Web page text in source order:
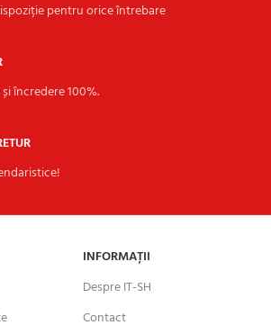
pentru orice întrebare
încredere 100%.
INFORMAȚII
Despre IT-SH
Contact